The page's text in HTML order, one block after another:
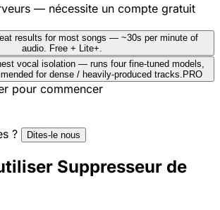
— nécessite un compte gratuit
results for most songs — ~30s per minute of
audio. Free + Lite+.
vocal isolation — runs four fine-tuned models,
for dense / heavily-produced tracks. PRO
pour commencer
? Dites-le nous
Suppresseur de